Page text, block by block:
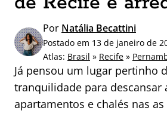
i
a
r
p
o
:
Por Natália Becattini
Postado em 13 de janeiro de
Atlas: Brasil » Recife »
Já pensou um lugar pertinho
tranquilidade para descansar
apartamentos e chalés nas